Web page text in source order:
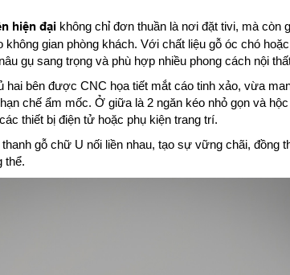
hiện đại không chỉ đơn thuần là nơi đặt tivi, mà còn
không gian phòng khách. Với chất liệu gỗ óc chó
gụ sang trọng và phù hợp nhiều phong cách nội
hai bên được CNC họa tiết mắt cáo tinh xảo, vừa
chế ẩm mốc. Ở giữa là 2 ngăn kéo nhỏ gọn và
thiết bị điện tử hoặc phụ kiện trang trí.
gỗ chữ U nối liền nhau, tạo sự vững chãi, đồng
thể.